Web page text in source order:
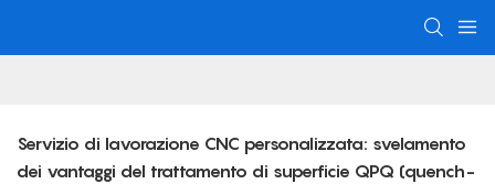
Servizio di lavorazione CNC personalizzata: svelamento
dei vantaggi del trattamento di superficie QPQ (quench-